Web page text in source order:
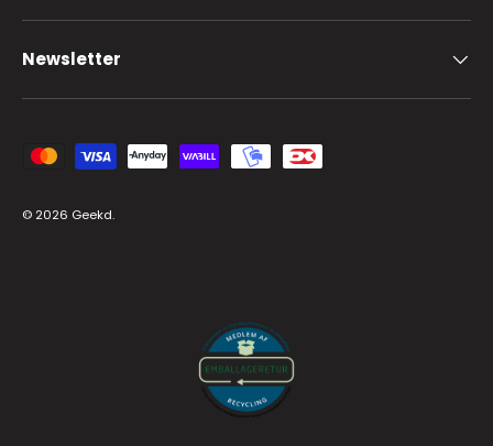
Newsletter
Zahlungsmethoden
© 2026 Geekd.